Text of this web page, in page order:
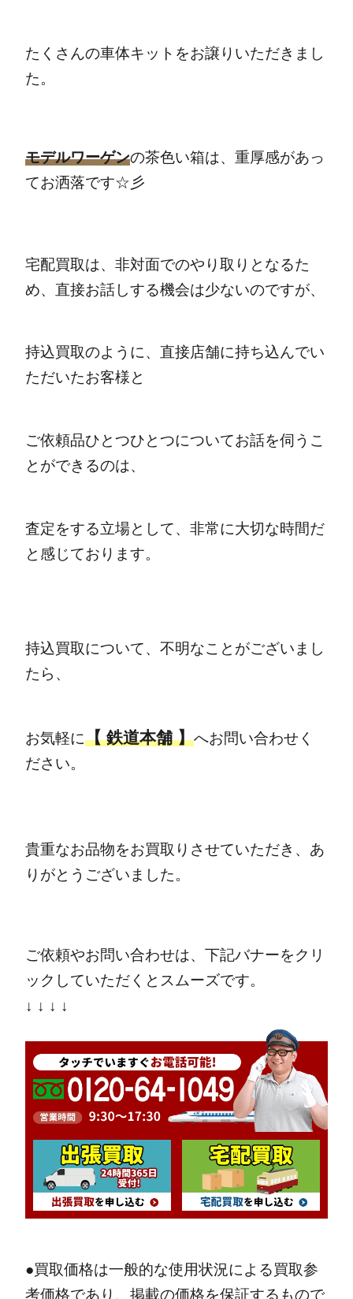
たくさんの車体キットをお譲りいただきまし
た。
モデルワーゲンの茶色い箱は、重厚感があっ
てお洒落です☆彡
宅配買取は、非対面でのやり取りとなるた
め、直接お話しする機会は少ないのですが、
持込買取のように、直接店舗に持ち込んでい
ただいたお客様と
ご依頼品ひとつひとつについてお話を伺うこ
とができるのは、
査定をする立場として、非常に大切な時間だ
と感じております。
持込買取について、不明なことがございまし
たら、
お気軽に【 鉄道本舗 】へお問い合わせく
ださい。
貴重なお品物をお買取りさせていただき、あ
りがとうございました。
ご依頼やお問い合わせは、下記バナーをクリ
ックしていただくとスムーズです。
↓ ↓ ↓ ↓
●買取価格は一般的な使用状況による買取参
考価格であり、掲載の価格を保証するもので